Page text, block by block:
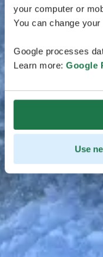
your computer or
You can change
Google processes
Learn more: Google
Use